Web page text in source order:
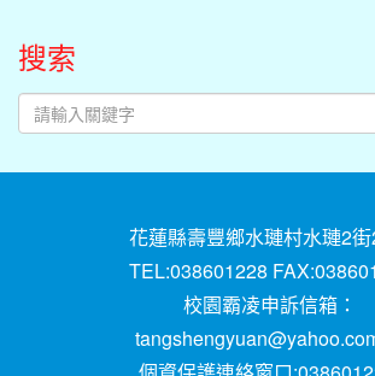
搜索
花蓮縣壽豐鄉水璉村水璉2
TEL:038601228
校園霸凌申訴信箱：